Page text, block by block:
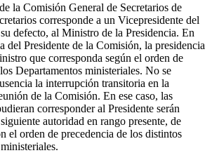
la Comisión General de Secretarios de
corresponde a un Vicepresidente del
defecto, al Ministro de la Presidencia. En
del Presidente de la Comisión, la presidencia
que corresponda según el orden de
Departamentos ministeriales. No se
la interrupción transitoria en la
de la Comisión. En ese caso, las
corresponder al Presidente serán
autoridad en rango presente, de
el orden de precedencia de los distintos